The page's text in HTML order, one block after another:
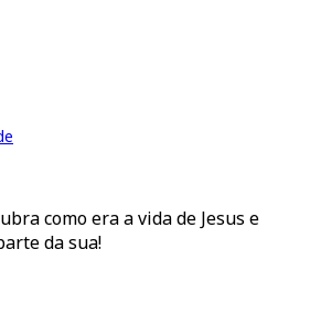
como era a vida de Jesus e
da sua!